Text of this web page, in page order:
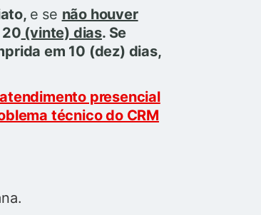
e se não houver
20 (vinte) dias. Se
em 10 (dez) dias,
presencial
técnico do CRM